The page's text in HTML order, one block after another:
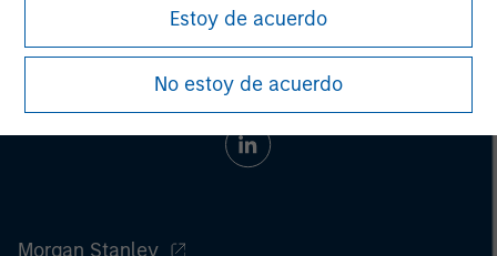
Estoy de acuerdo
No estoy de acuerdo
Morgan Stanley